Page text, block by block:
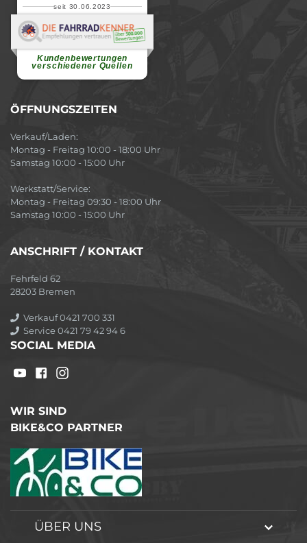
seit 30.06.2023
Kundenbewertungen
verschiedener Quellen
Renate H.
Vielen Dank für ein herzliches
ÖFFNUNGSZEITEN
Verkauf/Laden:
Montag - Freitag 10:00 - 18:00 Uhr
Samstag 10:00 - 15:00 Uhr
Werkstatt/Service:
Montag - Freitag 09:30 - 18:00 Uhr
Samstag 10:00 - 15:00 Uhr
ANSCHRIFT / KONTAKT
Fehrfeld 62
28203 Bremen
Verkauf 0421 700 331
Service 0421 79 42 94 6
SOCIAL MEDIA
WIR SIND
BIKE&CO PARTNER
ÜBER UNS